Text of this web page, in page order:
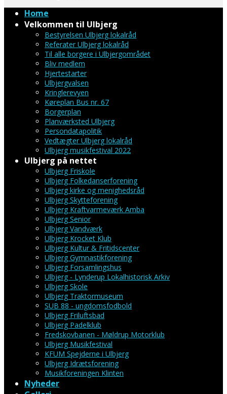
Home
Velkommen til Ulbjerg
Bestyrelsen Ulbjerg lokalråd
Referater Ulbjerg lokalråd
Til alle borgere i Ulbjergområdet
Bliv medlem
Hjertestarter
Ulbjergvalsen
Kringlerevyen
Køreplan Bus nr. 67
Borgerplan
Planværksted Ulbjerg
Persondatapolitik
Vedtægter Ulbjerg lokalråd
Ulbjerg musikfestival 2022
Ulbjerg på nettet
Ulbjerg Friskole
Ulbjerg Folkedanserforening
Ulbjerg kirke og menighedsråd
Ulbjerg Skytteforening
Ulbjerg Kraftvarmeværk Amba
Ulbjerg Senior
Ulbjerg Vandværk
Ulbjerg Krocket Klub
Ulbjerg Kultur & Fritidscenter
Ulbjerg Gymnastikforening
Ulbjerg Forsamlingshus
Ulbjerg - Lynderup Lokalhistorisk Arkiv
Ulbjerg Skole
Ulbjerg Traktormuseum
SUB 88 - ungdomsfodbold
Ulbjerg Friluftsbad
Ulbjerg Padelklub
Fredskovbanen - Møldrup Motorklub
Ulbjerg Musikfestival
KFUM Spejderne i Ulbjerg
Ulbjerg Idrætsforening
Musikforeningen Klinten
Nyheder